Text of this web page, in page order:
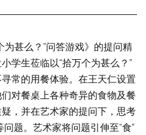
甚么？”问答游戏》的提问精
学生莅临以“拾万个为甚么？”
常的用餐体验。在王天仁设置
对餐桌上各种奇异的食物及餐
，并在艺术家的提问下，思考
问题。艺术家将问题引伸至“食”